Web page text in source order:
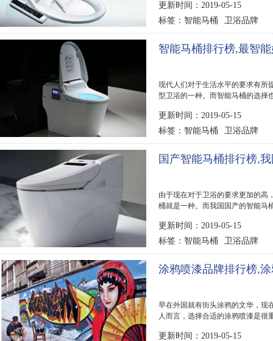
更新时间：2019-05-15
标签： 智能马桶 卫浴品牌
智能马桶排行榜,最智
现代人们对于生活水平的要求有所
型卫浴的一种。而智能马桶的选择
更新时间：2019-05-15
标签： 智能马桶 卫浴品牌
国产智能马桶排行榜,
由于现在对于卫浴的要求更加的高
桶就是一种。而我国国产的智能马
更新时间：2019-05-15
标签： 智能马桶 卫浴品牌
涂鸦喷漆品牌排行榜,
早在外国就有街头涂鸦的文华，现
人而言，选择合适的涂鸦喷漆是很
更新时间：2019-05-15